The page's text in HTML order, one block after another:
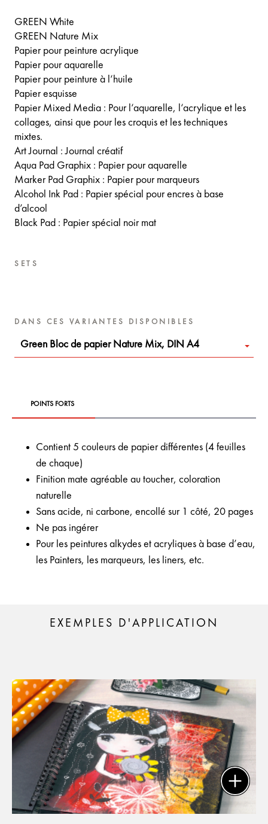
GREEN White
GREEN Nature Mix
Papier pour peinture acrylique
Papier pour aquarelle
Papier pour peinture à l‘huile
Papier esquisse
Papier Mixed Media : Pour l‘aquarelle, l‘acrylique et les
collages, ainsi que pour les croquis et les techniques
mixtes.
Art Journal : Journal créatif
Aqua Pad Graphix : Papier pour aquarelle
Marker Pad Graphix : Papier pour marqueurs
Alcohol Ink Pad : Papier spécial pour encres à base
d’alcool
Black Pad : Papier spécial noir mat
SETS
DANS CES VARIANTES DISPONIBLES
Green Bloc de papier Nature Mix, DIN A4
POINTS FORTS
Contient 5 couleurs de papier différentes (4 feuilles
de chaque)
Finition mate agréable au toucher, coloration
naturelle
Sans acide, ni carbone, encollé sur 1 côté, 20 pages
Ne pas ingérer
Pour les peintures alkydes et acryliques à base d’eau,
les Painters, les marqueurs, les liners, etc.
EXEMPLES D'APPLICATION